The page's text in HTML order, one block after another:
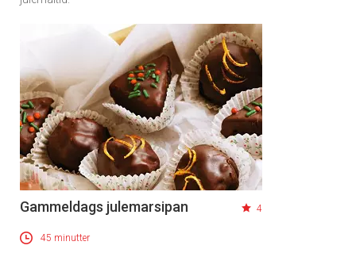
Få ukentlige nyhetsbrev fra
Gammeldags julemarsipan 4
45 minutter